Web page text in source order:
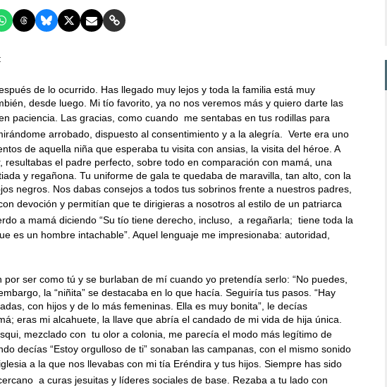
de lo ocurrido. Has llegado muy lejos y toda la familia está muy
desde luego. Mi tío favorito, ya no nos veremos más y quiero darte las
paciencia. Las gracias, como cuando me sentabas en tus rodillas para
arrobado, dispuesto al consentimiento y a la alegría.
Verte era uno
de aquella niña que esperaba tu visita con ansias, la visita del héroe. A
resultabas el padre perfecto, sobre todo en comparación con mamá, una
y regañona. Tu uniforme de gala te quedaba de maravilla, tan alto, con la
negros. Nos dabas consejos a todos tus sobrinos frente a nuestros padres,
devoción y permitían que te dirigieras a nosotros al estilo de un patriarca
a mamá diciendo “Su tío tiene derecho, incluso,
a regañarla; tiene toda la
es un hombre intachable”. Aquel lenguaje me impresionaba: autoridad,
por ser como tú y se burlaban de mí cuando yo pretendía serlo: “No puedes,
la “niñita” se destacaba en lo que hacía. Seguiría tus pasos. “Hay
con hijos y de lo más femeninas. Ella es muy bonita”, le decías
eras mi alcahuete, la llave que abría el candado de mi vida de hija única.
mezclado con tu olor a colonia, me parecía el modo más legítimo de
decías “Estoy orgulloso de ti” sonaban las campanas, con el mismo sonido
iglesia a la que nos llevabas con mi tía Eréndira y tus hijos. Siempre has sido
a curas jesuitas y líderes sociales de base. Rezaba a tu lado con